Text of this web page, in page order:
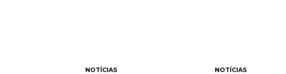
NOTÍCIAS NOTÍCIAS